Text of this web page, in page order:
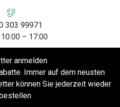
303 99971
10:00 – 17:00
anmelden
Immer auf dem neusten
können Sie jederzeit wieder